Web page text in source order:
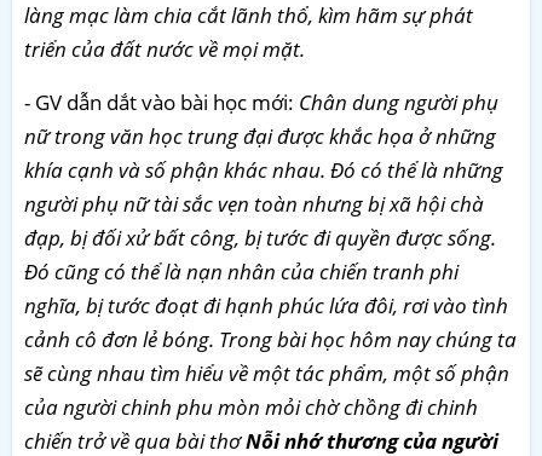
làng mạc làm chia cắt lãnh thổ, kìm hãm sự phát
triển của đất nước về mọi mặt.
- GV dẫn dắt vào bài học mới: Chân dung người phụ
nữ trong văn học trung đại được khắc họa ở những
khía cạnh và số phận khác nhau. Đó có thể là những
người phụ nữ tài sắc vẹn toàn nhưng bị xã hội chà
đạp, bị đối xử bất công, bị tước đi quyền được sống.
Đó cũng có thể là nạn nhân của chiến tranh phi
nghĩa, bị tước đoạt đi hạnh phúc lứa đôi, rơi vào tình
cảnh cô đơn lẻ bóng. Trong bài học hôm nay chúng ta
sẽ cùng nhau tìm hiểu về một tác phẩm, một số phận
của người chinh phu mòn mỏi chờ chồng đi chinh
chiến trở về qua bài thơNỗi nhớ thương của người